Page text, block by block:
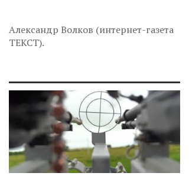
Александр Волков (интернет-газета
ТЕКСТ).